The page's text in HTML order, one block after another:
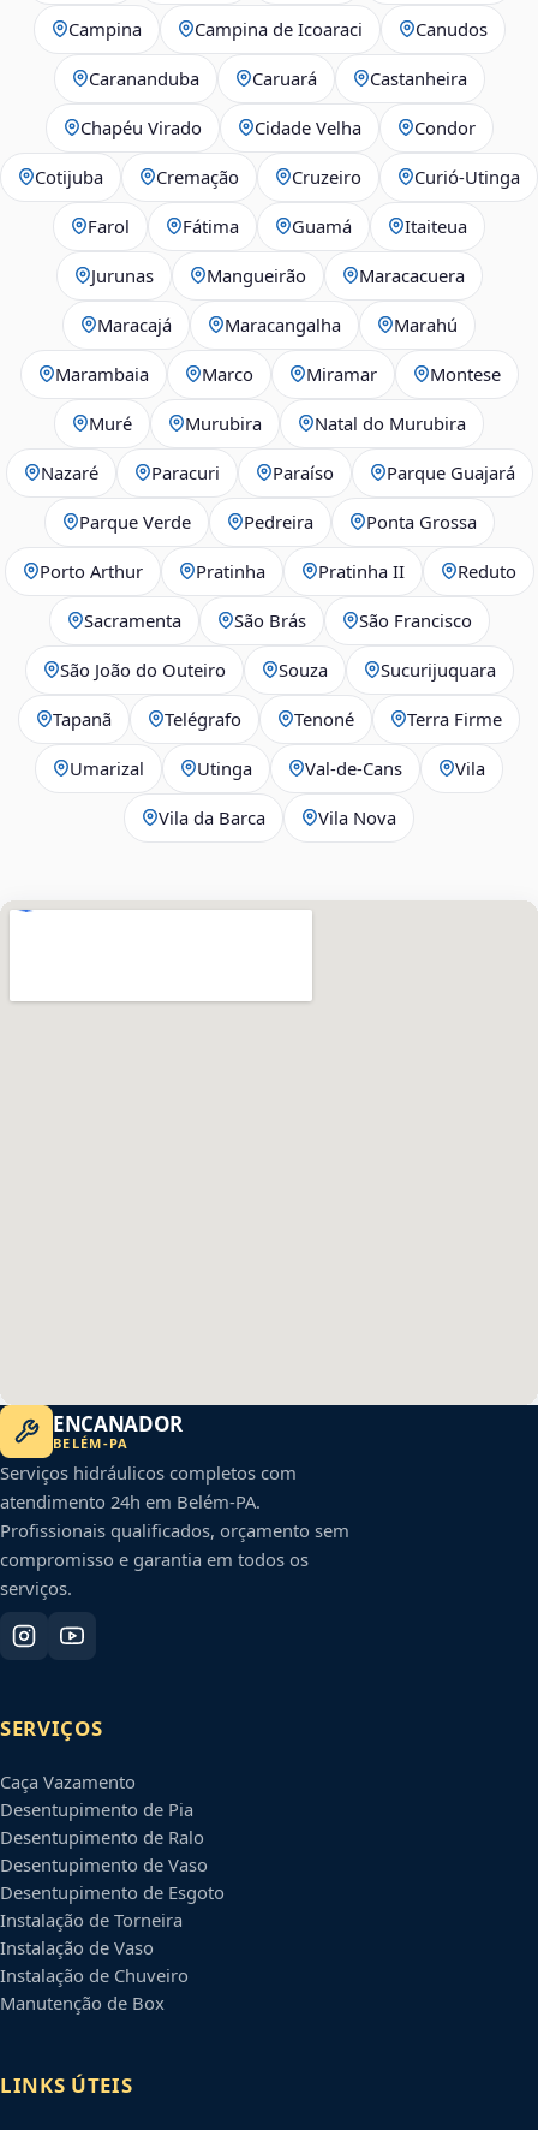
Campina Campina de Icoaraci Canudos
Carananduba Caruará Castanheira
Chapéu Virado Cidade Velha Condor
Cotijuba Cremação Cruzeiro Curió-Utinga
Farol Fátima Guamá Itaiteua
Jurunas Mangueirão Maracacuera
Maracajá Maracangalha Marahú
Marambaia Marco Miramar Montese
Muré Murubira Natal do Murubira
Nazaré Paracuri Paraíso Parque Guajará
Parque Verde Pedreira Ponta Grossa
Porto Arthur Pratinha Pratinha II Reduto
Sacramenta São Brás São Francisco
São João do Outeiro Souza Sucurijuquara
Tapanã Telégrafo Tenoné Terra Firme
Umarizal Utinga Val-de-Cans Vila
Vila da Barca Vila Nova
ENCANADOR
BELÉM-PA
Serviços hidráulicos completos com
atendimento 24h em Belém-PA.
Profissionais qualificados, orçamento sem
compromisso e garantia em todos os
serviços.
SERVIÇOS
Caça Vazamento
Desentupimento de Pia
Desentupimento de Ralo
Desentupimento de Vaso
Desentupimento de Esgoto
Instalação de Torneira
Instalação de Vaso
Instalação de Chuveiro
Manutenção de Box
LINKS ÚTEIS